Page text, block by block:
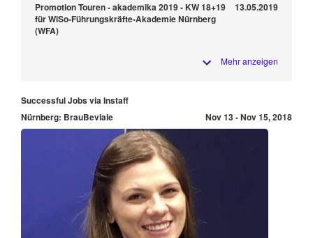
Promotion Touren - akademika 2019 - KW 18+19
für WiSo-Führungskräfte-Akademie Nürnberg
(WFA)
13.05.2019
Mehr anzeigen
Successful Jobs via Instaff
Nürnberg: BrauBeviale
Nov 13 - Nov 15, 2018